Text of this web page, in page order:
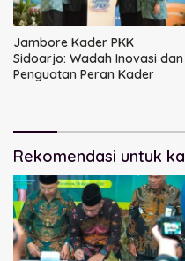
Jambore Kader PKK
Sidoarjo: Wadah Inovasi dan
Penguatan Peran Kader
Rekomendasi untuk